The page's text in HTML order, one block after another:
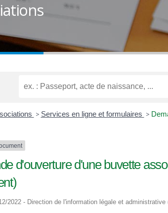
> Services en ligne et formulaires >
d'ouverture d'une buvette
2022 - Direction de l'information légale et administrative